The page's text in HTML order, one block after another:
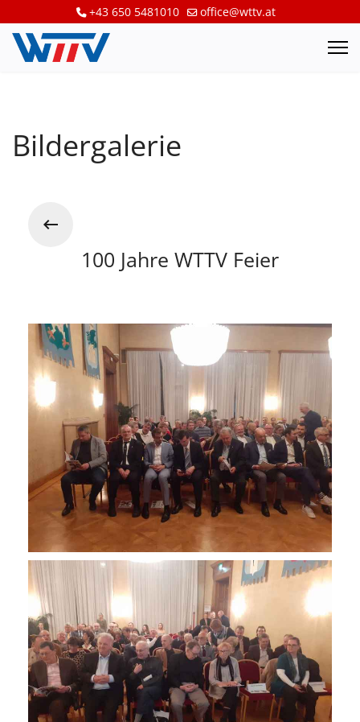
+43 650 5481010 office@wttv.at
Bildergalerie
100 Jahre WTTV Feier